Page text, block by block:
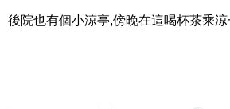
後院也有個小涼亭,傍晚在這喝杯茶乘